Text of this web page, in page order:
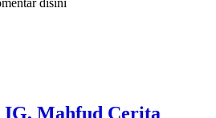
Mahfud Cerita